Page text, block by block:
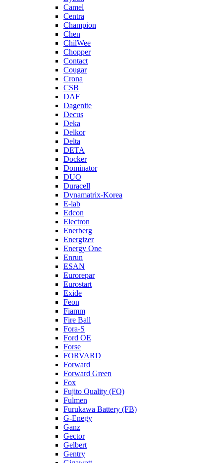
Camel
Centra
Champion
Chen
ChilWee
Chopper
Contact
Cougar
Crona
CSB
DAF
Dagenite
Decus
Deka
Delkor
Delta
DETA
Docker
Dominator
DUO
Duracell
Dynamatrix-Korea
E-lab
Edcon
Electron
Enerberg
Energizer
Energy One
Enrun
ESAN
Eurorepar
Eurostart
Exide
Feon
Fiamm
Fire Ball
Fora-S
Ford OE
Forse
FORVARD
Forward
Forward Green
Fox
Fujito Quality (FQ)
Fulmen
Furukawa Battery (FB)
G-Enegy
Ganz
Gector
Gelbert
Gentry